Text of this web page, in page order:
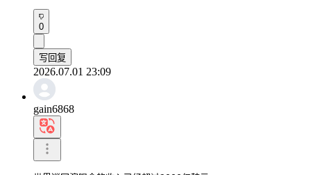
0
写回复
2026.07.01 23:09
gain6868